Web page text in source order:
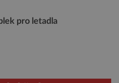
pro letadla